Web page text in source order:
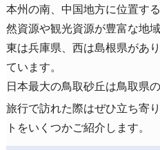
本州の南、中国地方に位置す
然資源や観光資源が豊富な地域
東は兵庫県、西は島根県があ
ています。
日本最大の鳥取砂丘は鳥取県
旅行で訪れた際はぜひ立ち寄
トをいくつかご紹介します。